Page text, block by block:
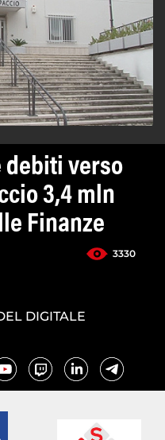
debiti verso
3,4 mln
Finanze
3330
DIGITALE